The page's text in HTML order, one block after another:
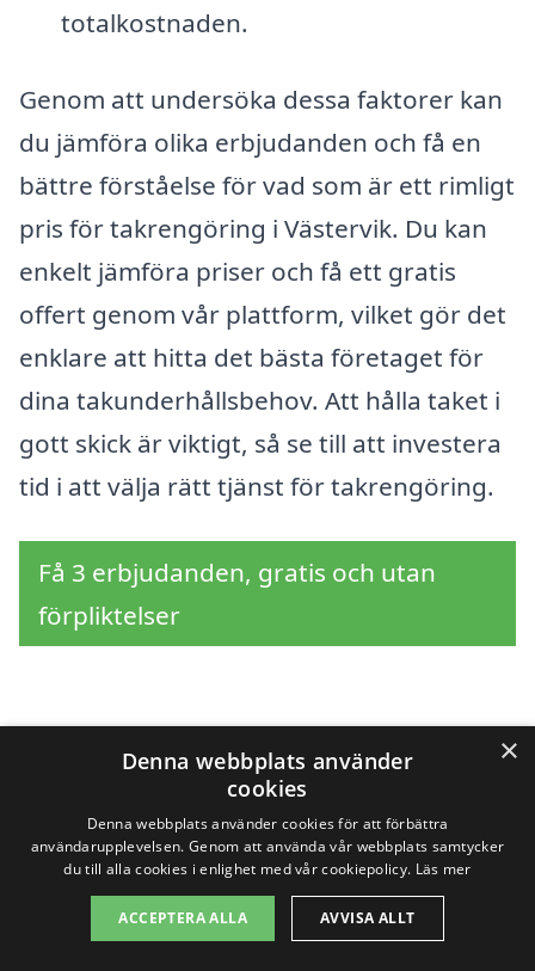
totalkostnaden.
Genom att undersöka dessa faktorer kan
du jämföra olika erbjudanden och få en
bättre förståelse för vad som är ett rimligt
pris för takrengöring i Västervik. Du kan
enkelt jämföra priser och få ett gratis
offert genom vår plattform, vilket gör det
enklare att hitta det bästa företaget för
dina takunderhållsbehov. Att hålla taket i
gott skick är viktigt, så se till att investera
tid i att välja rätt tjänst för takrengöring.
Få 3 erbjudanden, gratis och utan
förpliktelser
Sök efter en
professionell för
takrengöring i andra
städer nära Västervik
×
Denna webbplats använder
cookies
Denna webbplats använder cookies för att förbättra
användarupplevelsen. Genom att använda vår webbplats samtycker
du till alla cookies i enlighet med vår cookiepolicy. Läs mer
ACCEPTERA ALLA AVVISA ALLT